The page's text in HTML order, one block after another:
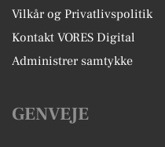
Vilkår og Privatlivspolitik
Kontakt VORES Digital
Administrer samtykke
GENVEJE